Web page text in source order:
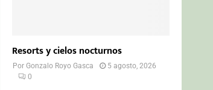
Resorts y cielos nocturnos
PorGonzalo Royo Gasca
5 agosto, 2026
0